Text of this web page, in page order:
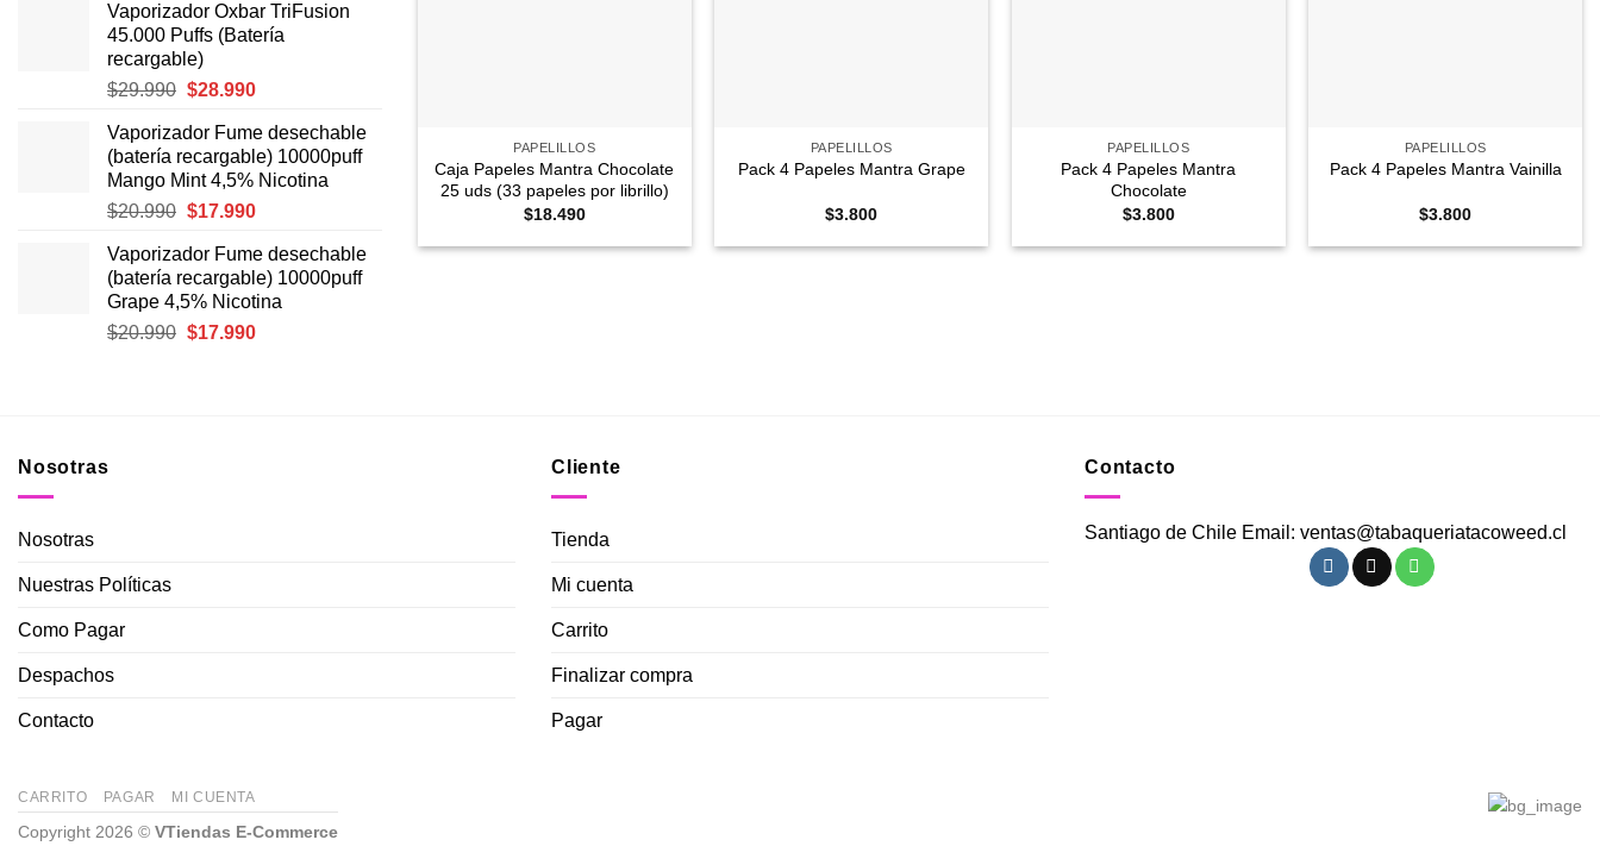
original
era:
$30.980.
actual
es:
Vaporizador Oxbar TriFusion
45.000 Puffs (Batería
recargable)
$29.990 El
original
era:
$29.990.
$28.990El
actual
es:
$28.990.
Vaporizador Fume desechable
(batería recargable) 10000puff
Mango Mint 4,5% Nicotina
$20.990 El
original
era:
$20.990.
$17.990El
actual
es:
$17.990.
Vaporizador Fume desechable
(batería recargable) 10000puff
Grape 4,5% Nicotina
$20.990 El
$17.990El
PAPELILLOS
Caja Papeles Mantra Chocolate
25 uds (33 papeles por librillo)
$18.490
PAPELILLOS
Pack 4 Papeles Mantra Grape
$3.800
PAPELILLOS
Pack 4 Papeles Mantra
Chocolate
$3.800
PAPELILLOS
Pack 4 Papeles Mantra Vainilla
$3.800
Nosotras
Nosotras
Nuestras Políticas
Como Pagar
Despachos
Contacto
Cliente
Tienda
Mi cuenta
Carrito
Finalizar compra
Pagar
Contacto
Santiago de Chile Email: ventas@tabaqueriatacoweed.cl
CARRITO PAGAR MI CUENTA
Copyright 2026 © VTiendas E-Commerce